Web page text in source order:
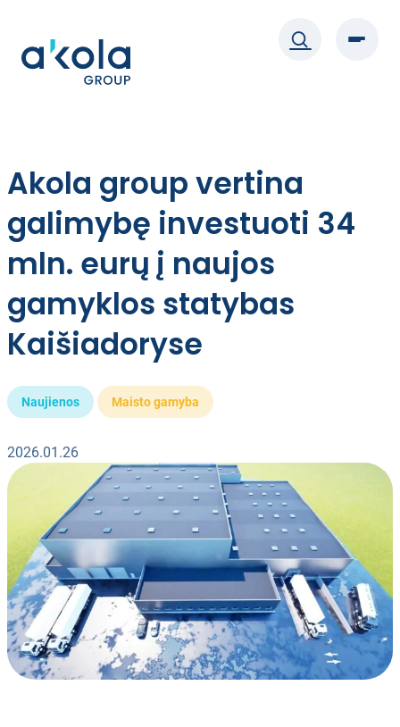
turinio
Akola group vertina
galimybę investuoti 34
mln. eurų į naujos
gamyklos statybas
Kaišiadoryse
Naujienos Maisto gamyba
2026.01.26